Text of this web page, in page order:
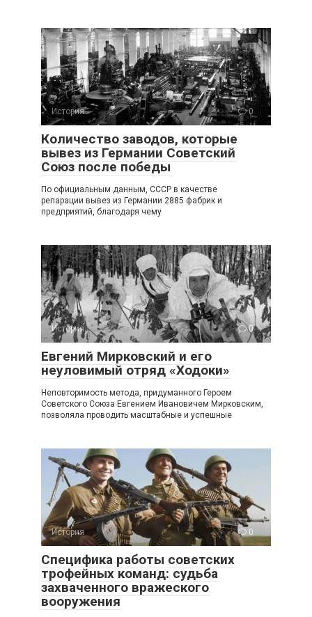
История 0
Количество заводов, которые
вывез из Германии Советский
Союз после победы
По официальным данным, СССР в качестве
репарации вывез из Германии 2885 фабрик и
предприятий, благодаря чему
История 0
Евгений Мирковский и его
неуловимый отряд «Ходоки»
Неповторимость метода, придуманного Героем
Советского Союза Евгением Ивановичем Мирковским,
позволяла проводить масштабные и успешные
История 0
Специфика работы советских
трофейных команд: судьба
захваченного вражеского
вооружения